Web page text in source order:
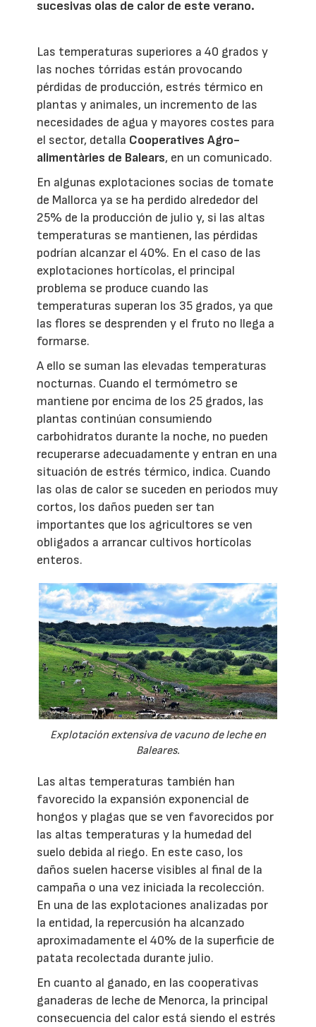
sucesivas olas de calor de este verano.
Las temperaturas superiores a 40 grados y
las noches tórridas están provocando
pérdidas de producción, estrés térmico en
plantas y animales, un incremento de las
necesidades de agua y mayores costes para
el sector, detalla Cooperatives Agro-
alimentàries de Balears, en un comunicado.
En algunas explotaciones socias de tomate
de Mallorca ya se ha perdido alrededor del
25% de la producción de julio y, si las altas
temperaturas se mantienen, las pérdidas
podrían alcanzar el 40%. En el caso de las
explotaciones hortícolas, el principal
problema se produce cuando las
temperaturas superan los 35 grados, ya que
las flores se desprenden y el fruto no llega a
formarse.
A ello se suman las elevadas temperaturas
nocturnas. Cuando el termómetro se
mantiene por encima de los 25 grados, las
plantas continúan consumiendo
carbohidratos durante la noche, no pueden
recuperarse adecuadamente y entran en una
situación de estrés térmico, indica. Cuando
las olas de calor se suceden en periodos muy
cortos, los daños pueden ser tan
importantes que los agricultores se ven
obligados a arrancar cultivos hortícolas
enteros.
Explotación extensiva de vacuno de leche en
Baleares.
Las altas temperaturas también han
favorecido la expansión exponencial de
hongos y plagas que se ven favorecidos por
las altas temperaturas y la humedad del
suelo debida al riego. En este caso, los
daños suelen hacerse visibles al final de la
campaña o una vez iniciada la recolección.
En una de las explotaciones analizadas por
la entidad, la repercusión ha alcanzado
aproximadamente el 40% de la superficie de
patata recolectada durante julio.
En cuanto al ganado, en las cooperativas
ganaderas de leche de Menorca, la principal
consecuencia del calor está siendo el estrés